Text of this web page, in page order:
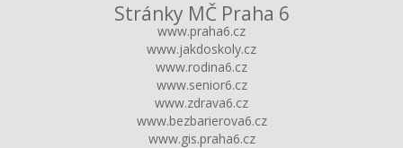
Stránky MČ Praha 6
www.praha6.cz
www.jakdoskoly.cz
www.rodina6.cz
www.senior6.cz
www.zdrava6.cz
www.bezbarierova6.cz
www.gis.praha6.cz